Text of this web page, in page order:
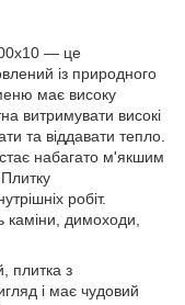
— це
із природного
має високу
витримувати високі
та віддавати тепло.
набагато м'якшим
робіт.
димоходи,
плитка з
і має чудовий